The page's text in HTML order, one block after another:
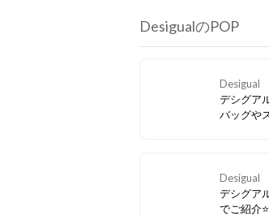
DesigualのPOP
Desigual
デシグア
バッグや
Desigual
デシグア
でご紹介